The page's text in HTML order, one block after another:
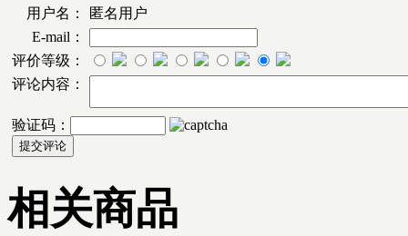
用户名：
匿名用户
E-mail：
评价等级：
评论内容：
验证码：
相关商品